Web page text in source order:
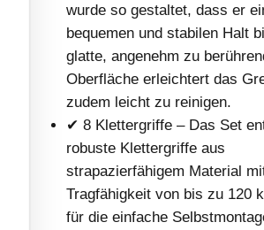
wurde so gestaltet, dass er
bequemen und stabilen Halt
glatte, angenehm zu
Oberfläche erleichtert das
zudem leicht zu reinigen.
✔ 8 Klettergriffe – Das Set
robuste Klettergriffe aus
strapazierfähigem Material
Tragfähigkeit von bis zu 120
für die einfache